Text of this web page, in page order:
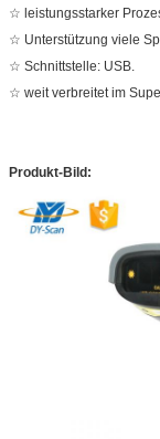
☆ leistungsstarker
☆ Unterstützung viele
☆ Schnittstelle: USB.
☆ weit verbreitet im
Produkt-Bild: